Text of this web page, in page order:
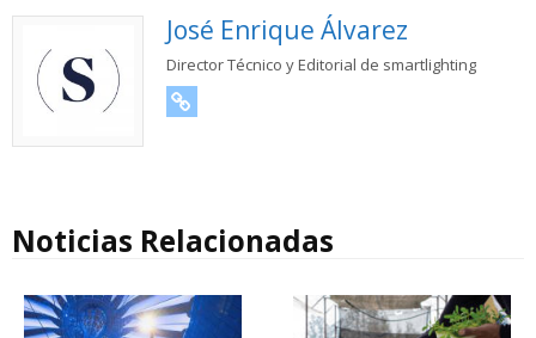
José Enrique Álvarez
Director Técnico y Editorial de smartlighting
Noticias Relacionadas